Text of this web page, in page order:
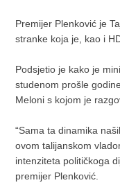
Premijer Plenković je
stranke koja je, kao i
Podsjetio je kako je
studenom prošle
Meloni s kojom je
“Sama ta dinamika
ovom talijanskom
intenziteta političkoga
premijer Plenković.